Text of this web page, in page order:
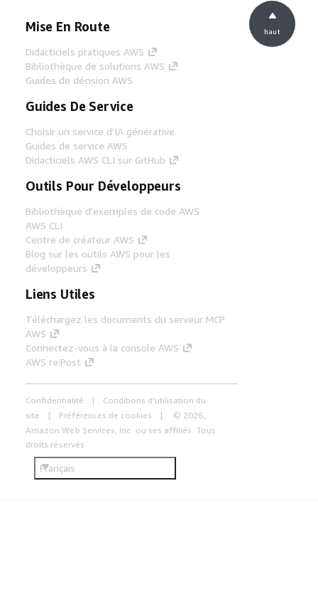
Mise En Route
Didacticiels pratiques AWS
Bibliothèque de solutions AWS
Guides de décision AWS
Guides De Service
Choisir un service d'IA générative
Guides de service AWS
Didacticiels AWS CLI sur GitHub
Outils Pour Développeurs
Bibliothèque d'exemples de code AWS
AWS CLI
Centre de créateur AWS
Blog sur les outils AWS pour les
développeurs
Liens Utiles
Téléchargez les documents du serveur MCP
AWS
Connectez-vous à la console AWS
AWS re:Post
Confidentialité
Conditions d'utilisation du
site
Préférences de cookies
© 2026,
Amazon Web Services, Inc. ou ses affiliés. Tous
droits réservés.
Français
haut